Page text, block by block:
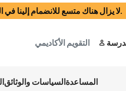
لا يزال هناك متسع للانضمام إلينا في العام.
التقويم الأكاديمي
السياسات والوثائقالمساعدة